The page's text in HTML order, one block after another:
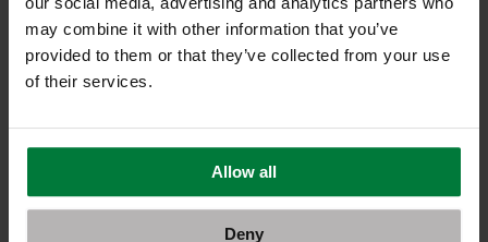
may combine it with other information that you’ve
provided to them or that they’ve collected from your use
of their services.
Allow all
Deny